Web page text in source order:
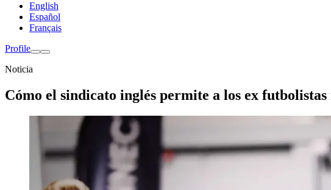
English
Español
Français
Profile
Noticia
Cómo el sindicato inglés permite a los ex